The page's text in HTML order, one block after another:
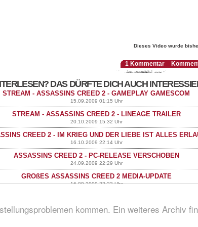
kommen. Ein weiteres Archiv
Dieses Video wurde
1 Kommentar
DAS DÜRFTE DICH AUCH
STREAM - ASSASSINS CREED 2 - GAMEPLAY GAMESCOM
15.09.2009 01:15 Uhr
STREAM - ASSASSINS CREED 2 - LINEAGE TRAILER
20.10.2009 15:32 Uhr
CREED 2 - IM KRIEG UND DER LIEBE IST ALLES
16.10.2009 22:14 Uhr
ASSASSINS CREED 2 - PC-RELEASE VERSCHOBEN
24.09.2009 22:29 Uhr
GROßES ASSASSINS CREED 2 MEDIA-UPDATE
16.09.2009 23:23 Uhr